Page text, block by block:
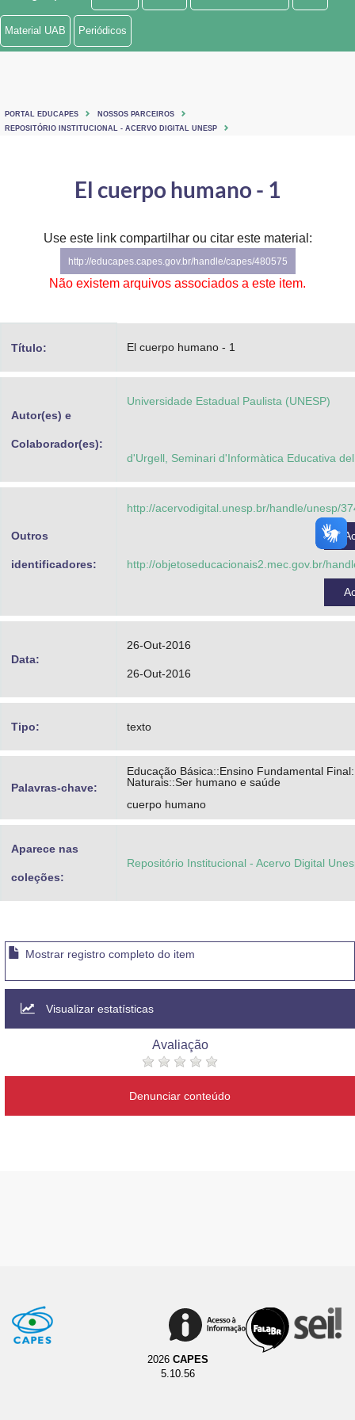
Ministério de Minas e Energia
Ministério do Turismo
Controladoria-Geral da União
Advocacia-Geral da União
Planalto
Material UAB Periódicos
PORTAL EDUCAPES
NOSSOS PARCEIROS
REPOSITÓRIO INSTITUCIONAL - ACERVO DIGITAL UNESP
El cuerpo humano - 1
Use este link compartilhar ou citar este material:
http://educapes.capes.gov.br/handle/capes/480575
Não existem arquivos associados a este item.
Título: El cuerpo humano - 1
Autor(es) e
Colaborador(es):
Universidade Estadual Paulista (UNESP)
d'Urgell, Seminari d'Informàtica Educativa
Outros
identificadores:
http://acervodigital.unesp.br/handle/unesp/
http://objetoseducacionais2.mec.gov.br/
Data:
26-Out-2016
26-Out-2016
Tipo: texto
Palavras-chave:
Educação Básica::Ensino Fundamental
Naturais::Ser humano e saúde
cuerpo humano
Aparece nas
coleções:
Repositório Institucional - Acervo Digital
Mostrar registro completo do item
Visualizar estatísticas
Avaliação
Denunciar conteúdo
2026 CAPES
5.10.56